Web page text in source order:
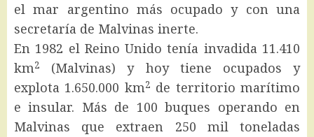
el mar argentino más ocupado y con una
secretaría de Malvinas inerte.
En 1982 el Reino Unido tenía invadida 11.410
km2
(Malvinas) y hoy tiene ocupados y
explota 1.650.000 km2 de territorio marítimo
e insular. Más de 100 buques operando en
Malvinas que extraen 250 mil toneladas